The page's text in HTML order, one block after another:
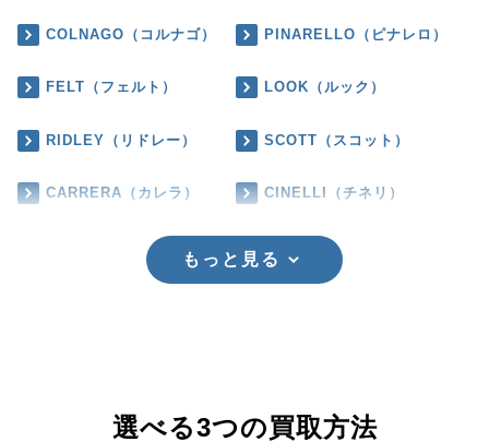
COLNAGO（コルナゴ） PINARELLO（ピナレロ）
FELT（フェルト） LOOK（ルック）
RIDLEY（リドレー） SCOTT（スコット）
CARRERA（カレラ） CINELLI（チネリ）
もっと見る
選べる3つの買取方法